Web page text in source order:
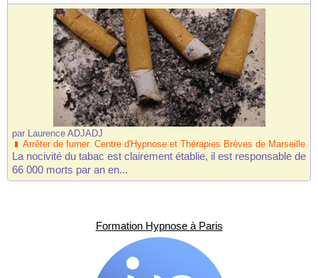
par Laurence ADJADJ
Arrêter de fumer. Centre d'Hypnose et Thérapies Brèves de Marseille
La nocivité du tabac est clairement établie, il est responsable de
66 000 morts par an en...
Formation Hypnose à Paris